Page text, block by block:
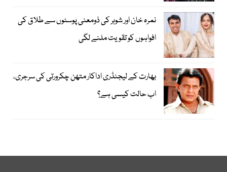
نمرہ خان اور شوہر کی ذومعنی پوسٹوں سے طلاق کی
افواہوں کو تقویت ملنے لگی
بھارت کے لیجنڈری اداکار متھن چکرورتی کی سرجری،
اب حالت کیسی ہے؟